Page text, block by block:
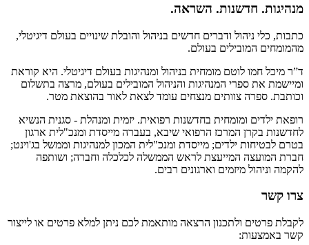
מנהיגות. חדשנות. השראה.
כתבות, כלי ניהול ודברים חדשים בניהול והובלת שינויים בעולם דיגיטלי,
מהמומחים המובילים בעולם.
ד”ר מיכל חמו לוטם מומחית בניהול ומנהיגות בעולם דיגיטלי. היא קוראת
ומיישמת את ספרי המנהיגות והניהול המובילים בעולם, מרצה בתשלום
וכותבת. ספרה צוותים מנצחים עומד לצאת לאור בהוצאת מטר.
רופאת ילדים ומומחית בחדשנות רפואית. יזמית ומנהלת - סגנית הנשיא
לחדשנות בקרן המרכז הרפואי שיבא, בעברה מייסדת ומנכ"לית ארגון
בטרם לבטיחות ילדים; מייסדת ומנכ"לית המכון למנהיגות וממשל בג'וינט;
חברת המועצה המייעצת לראש הממשלה לכלכלה וחברה; ושותפה
להקמה וניהול מיזמים וארגונים רבים.
צרו קשר
לקבלת פרטים ולתכנון הרצאה מותאמת לכם ניתן למלא פרטים או לייצור
קשר באמצעות: